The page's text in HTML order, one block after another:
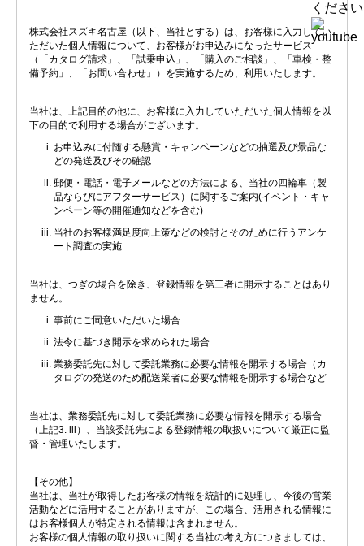
株式会社スズキ名古屋（以下、当社とする）は、お客様に入力してい
ただいた個人情報について、お客様がお申込みになったサービス
（「カタログ請求」、「試乗申込」、「購入のご相談」、「車検・整
備予約」、「お問い合わせ」）を実施するため、利用いたします。
当社は、上記目的の他に、お客様に入力していただいた個人情報を以
下の目的で利用する場合がございます。
お申込みに付随する懸賞・キャンペーンなどの抽選及び景品な
どの発送及びその確認
郵便・電話・電子メールなどの方法による、当社の四輪車（製
品ならびにアフターサービス）に関するご案内(イベント・キャ
ンペーン等の開催通知などを含む)
当社のお客様満足度向上策などの検討とそのために行うアンケ
ート調査の実施
当社は、つぎの場合を除き、登録情報を第三者に開示することはあり
ません。
事前にご同意いただいた場合
法令に基づき開示を求められた場合
業務委託先に対して委託業務に必要な情報を開示する場合（カ
タログの発送のため配送業者に必要な情報を開示する場合など
当社は、業務委託先に対して委託業務に必要な情報を開示する場合
（上記3. iii）、当該委託先による登録情報の取扱いについて厳正に監
督・管理いたします。
【その他】
当社は、当社が取得したお客様の情報を統計的に処理し、今後の営業
活動などに活用することがありますが、この場合、活用される情報に
はお客様個人が特定される情報は含まれません。
お客様の個人情報の取り扱いに関する当社の考え方につきましては、